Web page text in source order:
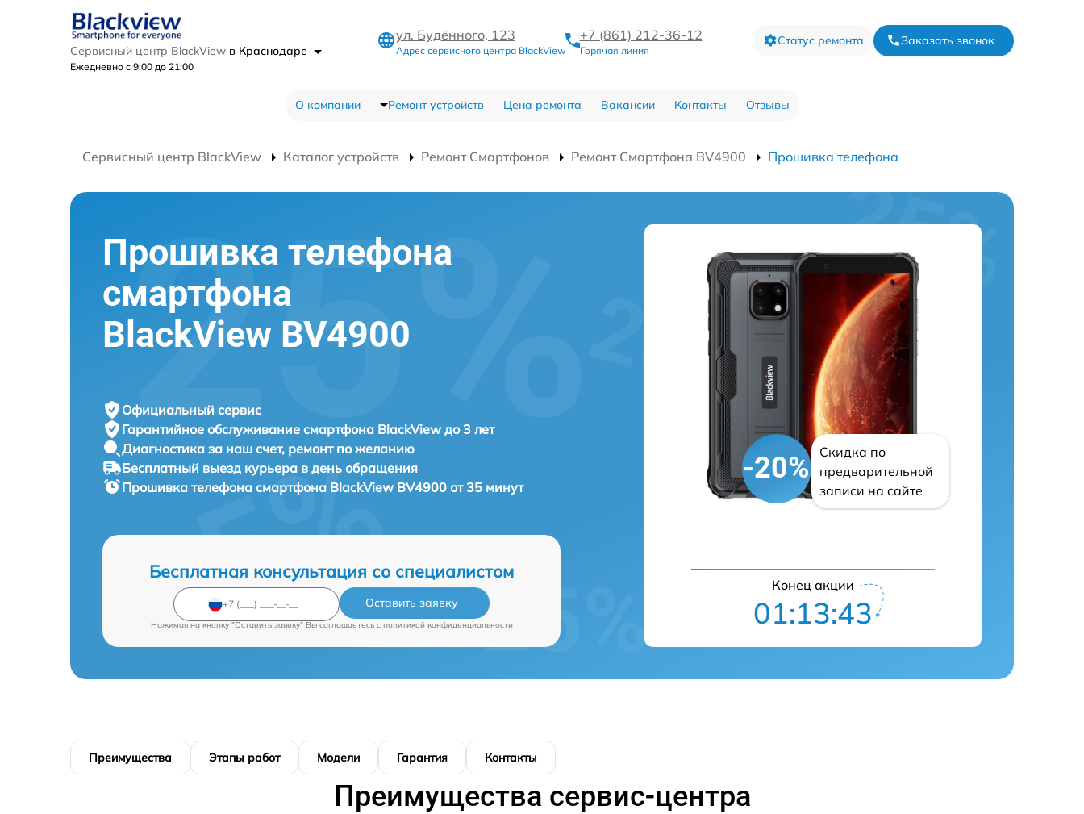
Сервисный центр BlackView в Краснодаре
Ежедневно с 9:00 до 21:00
ул. Будённого, 123
Адрес сервисного центра BlackView
+7 (861) 212-36-12
Горячая линия
Статус ремонта Заказать звонок
О компании Ремонт устройств Цена ремонта Вакансии Контакты Отзывы
Сервисный центр BlackView Каталог устройств Ремонт Смартфонов Ремонт Смартфона BV4900 Прошивка телефона
Прошивка телефона
смартфона
BlackView BV4900
Официальный сервис
Гарантийное обслуживание смартфона BlackView до 3 лет
Диагностика за наш счет, ремонт по желанию
Бесплатный выезд курьера в день обращения
Прошивка телефона смартфона BlackView BV4900 от 35 минут
Бесплатная консультация со специалистом
Оставить заявку
Нажимая на кнопку "Оставить заявку" Вы соглашаетесь c политикой конфиденциальности
-20%
Скидка по
предварительной
записи на сайте
Конец акции
01:13:42
Преимущества Этапы работ Модели Гарантия Контакты
Преимущества сервис-центра